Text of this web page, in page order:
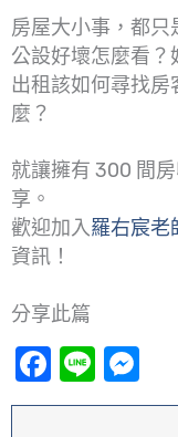
房屋大小事，都
公設好壞怎麼看？
出租該如何尋找
麼？
就讓擁有 300 間
享。
歡迎加入羅右宸老
資訊！
分享此篇
Line